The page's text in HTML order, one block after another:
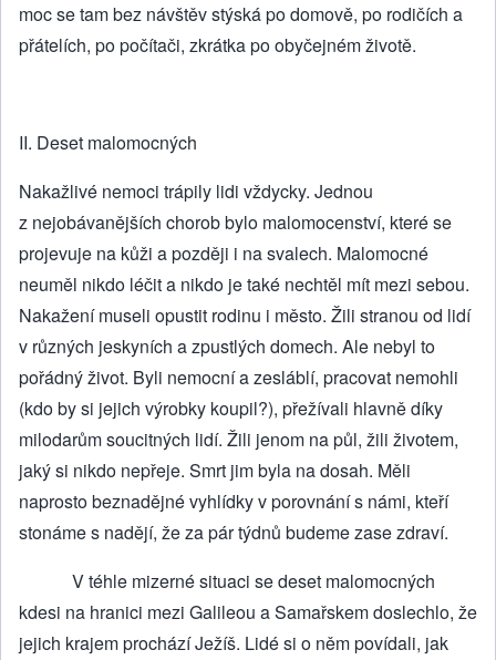
moc se tam bez návštěv stýská po domově, po rodičích a
přátelích, po počítači, zkrátka po obyčejném životě.
II. Deset malomocných
Nakažlivé nemoci trápily lidi vždycky. Jednou
z nejobávanějších chorob bylo malomocenství, které se
projevuje na kůži a později i na svalech. Malomocné
neuměl nikdo léčit a nikdo je také nechtěl mít mezi sebou.
Nakažení museli opustit rodinu i město. Žili stranou od lidí
v různých jeskyních a zpustlých domech. Ale nebyl to
pořádný život. Byli nemocní a zesláblí, pracovat nemohli
(kdo by si jejich výrobky koupil?), přežívali hlavně díky
milodarům soucitných lidí. Žili jenom na půl, žili životem,
jaký si nikdo nepřeje. Smrt jim byla na dosah. Měli
naprosto beznadějné vyhlídky v porovnání s námi, kteří
stonáme s nadějí, že za pár týdnů budeme zase zdraví.
V téhle mizerné situaci se deset malomocných
kdesi na hranici mezi Galileou a Samařskem doslechlo, že
jejich krajem prochází Ježíš. Lidé si o něm povídali, jak